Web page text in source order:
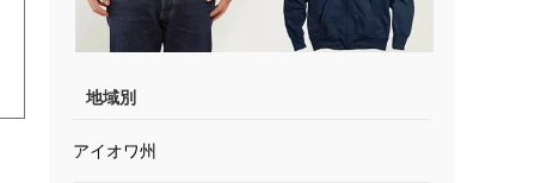
地域別
アイオワ州